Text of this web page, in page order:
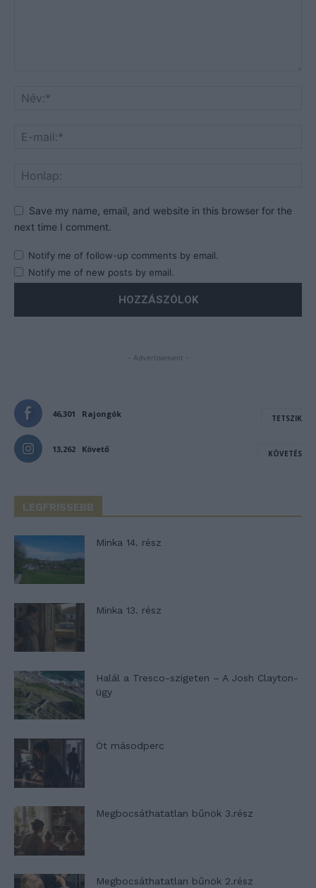
Save my name, email, and website in this browser for the
next time I comment.
Notify me of follow-up comments by email.
Notify me of new posts by email.
- Advertisement -
46,301 Rajongók TETSZIK
13,262 Követő KÖVETÉS
LEGFRISSEBB
Minka 14. rész
Minka 13. rész
Halál a Tresco-szigeten – A Josh Clayton-
ügy
Öt másodperc
Megbocsáthatatlan bűnök 3.rész
Megbocsáthatatlan bűnök 2.rész